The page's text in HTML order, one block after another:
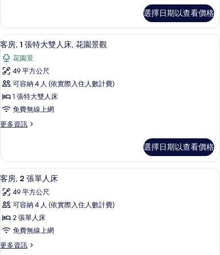
花
園
景
觀
的
所
有
相
片
2
張
單
床,
花
景
觀
的
詳
情
選擇日期以查看價格
顯
示
客
房,
1
張
特
大
人
床,
花
園
景
觀
的
所
1 間臥室、迷你吧、客房內保險箱、書
4
客房, 1 張特大雙人床, 花園景觀
花園景
49 平方公尺
可容納 4 人 (依實際入住人數計費)
1 張特大雙人床
免費無線上網
更多資訊
更
1
張
特
雙
人
花
園
觀
選擇日期以查看價格
顯
示
客
房,
2
張
單
1 間臥室、迷你吧、客房內保險箱、書
5
客房, 2 張單人床
49 平方公尺
可容納 4 人 (依實際入住人數計費)
2 張單人床
免費無線上網
更多資訊
更